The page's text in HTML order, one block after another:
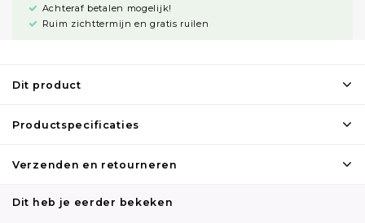
Achteraf betalen mogelijk!
Ruim zichttermijn en gratis ruilen
Dit product
Productspecificaties
Verzenden en retourneren
Dit heb je eerder bekeken